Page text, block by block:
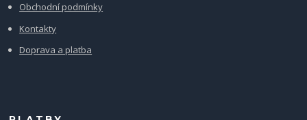
Obchodní podmínky
Kontakty
Doprava a platba